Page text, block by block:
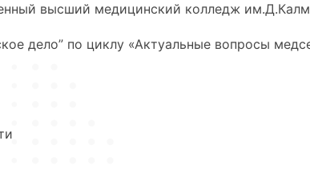
высший медицинский колледж
дело” по циклу «Актуальные вопросы